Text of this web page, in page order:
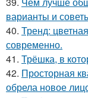
варианты и
40. Тренд:
современно.
41. Трёшка, в
42. Просторная
обрела новое